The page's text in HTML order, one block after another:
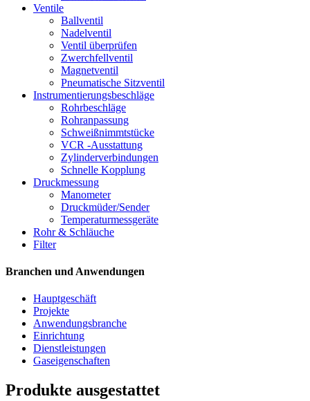
Ventile
Ballventil
Nadelventil
Ventil überprüfen
Zwerchfellventil
Magnetventil
Pneumatische Sitzventil
Instrumentierungsbeschläge
Rohrbeschläge
Rohranpassung
Schweißnimmtstücke
VCR -Ausstattung
Zylinderverbindungen
Schnelle Kopplung
Druckmessung
Manometer
Druckmüder/Sender
Temperaturmessgeräte
Rohr & Schläuche
Filter
Branchen und Anwendungen
Hauptgeschäft
Projekte
Anwendungsbranche
Einrichtung
Dienstleistungen
Gaseigenschaften
Produkte ausgestattet